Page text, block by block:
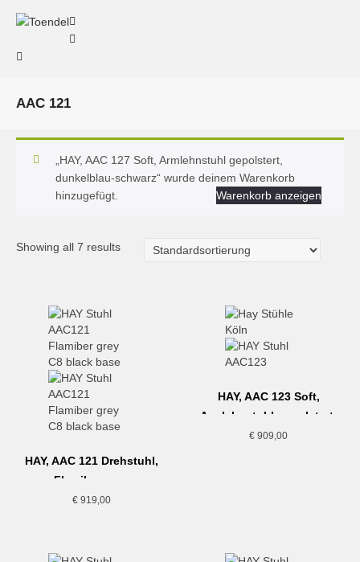
AAC 121
„HAY, AAC 127 Soft, Armlehnstuhl gepolstert,
dunkelblau-schwarz“ wurde deinem Warenkorb
hinzugefügt.
Warenkorb anzeigen
Showing all 7 results
HAY, AAC 121 Drehstuhl,
Flamiber grau
€919,00
HAY, AAC 123 Soft,
Armlehnstuhl gepolstert,
hellgelb-eiche
€ 909,00